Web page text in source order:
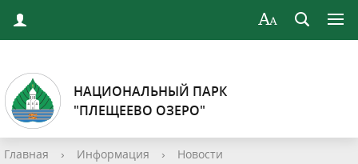
НАЦИОНАЛЬНЫЙ ПАРК
"ПЛЕЩЕЕВО ОЗЕРО"
Главная › Информация › Новости